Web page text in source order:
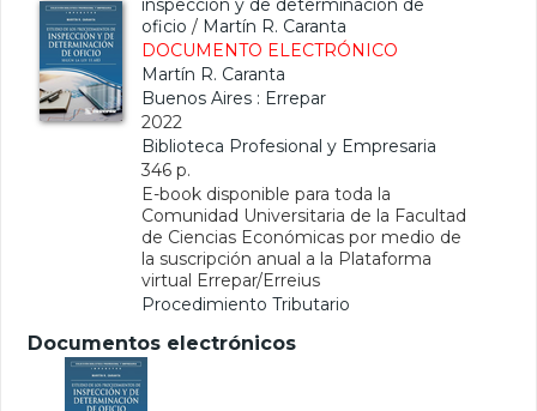
inspección y de determinación de
oficio / Martín R. Caranta
DOCUMENTO ELECTRÓNICO
Martín R. Caranta
Buenos Aires : Errepar
2022
Biblioteca Profesional y Empresaria
346 p.
E-book disponible para toda la
Comunidad Universitaria de la Facultad
de Ciencias Económicas por medio de
la suscripción anual a la Plataforma
virtual Errepar/Erreius
Procedimiento Tributario
Documentos electrónicos